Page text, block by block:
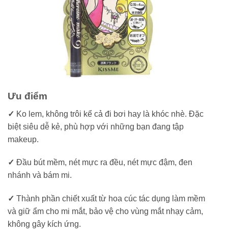
Ưu điểm
✓ Ko lem, không trôi kể cả đi bơi hay là khóc nhè. Đặc
biệt siêu dễ kẻ, phù hợp với những bạn đang tập
makeup.
✓ Đầu bút mềm, nét mực ra đều, nét mực đậm, đen
nhánh và bám mi.
✓ Thành phần chiết xuất từ hoa cúc tác dụng làm mềm
và giữ ẩm cho mi mắt, bảo vệ cho vùng mắt nhạy cảm,
không gây kích ứng.